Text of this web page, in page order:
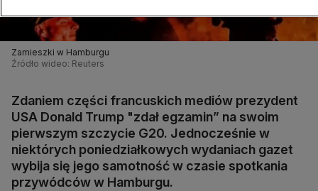
Zamieszki w Hamburgu
Źródło wideo: Reuters
Zdaniem części francuskich mediów prezydent
USA Donald Trump "zdał egzamin” na swoim
pierwszym szczycie G20. Jednocześnie w
niektórych poniedziałkowych wydaniach gazet
wybija się jego samotność w czasie spotkania
przywódców w Hamburgu.